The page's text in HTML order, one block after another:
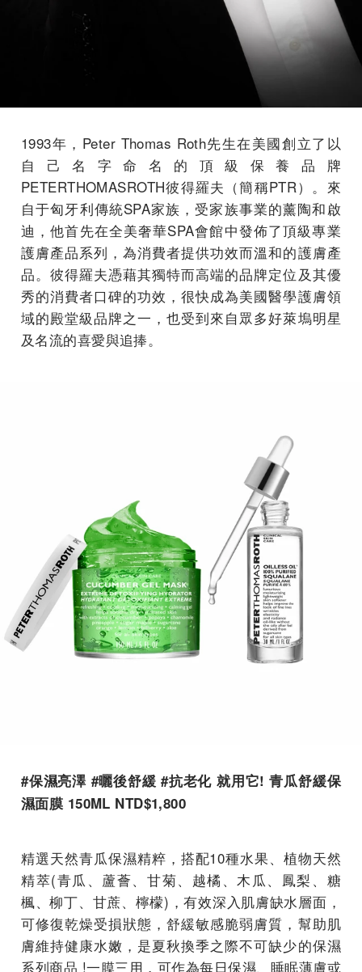
1993年，Peter Thomas Roth先生在美國創立了以
自己名字命名的頂級保養品牌
PETERTHOMASROTH彼得羅夫（簡稱PTR）。來
自于匈牙利傳統SPA家族，受家族事業的薰陶和啟
迪，他首先在全美奢華SPA會館中發佈了頂級專業
護膚產品系列，為消費者提供功效而溫和的護膚產
品。彼得羅夫憑藉其獨特而高端的品牌定位及其優
秀的消費者口碑的功效，很快成為美國醫學護膚領
域的殿堂級品牌之一，也受到來自眾多好萊塢明星
及名流的喜愛與追捧。
#保濕亮澤 #曬後舒緩 #抗老化 就用它! 青瓜舒緩保
濕面膜 150ML NTD$1,800
精選天然青瓜保濕精粹，搭配10種水果、植物天然
精萃(青瓜、蘆薈、甘菊、越橘、木瓜、鳳梨、糖
楓、柳丁、甘蔗、檸檬)，有效深入肌膚缺水層面，
可修復乾燥受損狀態，舒緩敏感脆弱膚質，幫助肌
膚維持健康水嫩，是夏秋換季之際不可缺少的保濕
系列商品 !一膜三用，可作為每日保濕、睡眠薄膚或